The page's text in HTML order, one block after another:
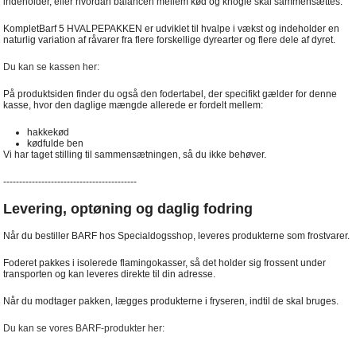
KompletBarf 5 HVALPEPAKKEN er udviklet til hvalpe i vækst og indeholder en
naturlig variation af råvarer fra flere forskellige dyrearter og flere dele af dyret.
Du kan se kassen her:
På produktsiden finder du også den fodertabel, der specifikt gælder for denne
kasse, hvor den daglige mængde allerede er fordelt mellem:
hakkekød
kødfulde ben
Vi har taget stilling til sammensætningen, så du ikke behøver.
------------------------------------------
Levering, optøning og daglig fodring
Når du bestiller BARF hos Specialdogsshop, leveres produkterne som frostvarer.
Foderet pakkes i isolerede flamingokasser, så det holder sig frossent under
transporten og kan leveres direkte til din adresse.
Når du modtager pakken, lægges produkterne i fryseren, indtil de skal bruges.
Du kan se vores BARF-produkter her: